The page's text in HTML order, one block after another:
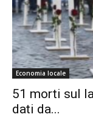
Economia locale
51 morti sul
dati da...